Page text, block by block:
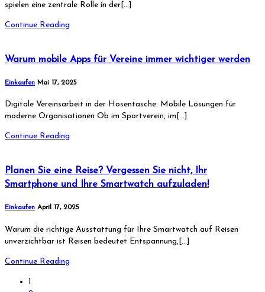
spielen eine zentrale Rolle in der[…]
Continue Reading
Warum mobile Apps für Vereine immer wichtiger werden
Einkaufen Mai 17, 2025
Digitale Vereinsarbeit in der Hosentasche: Mobile Lösungen für
moderne Organisationen Ob im Sportverein, im[…]
Continue Reading
Planen Sie eine Reise? Vergessen Sie nicht, Ihr
Smartphone und Ihre Smartwatch aufzuladen!
Einkaufen April 17, 2025
Warum die richtige Ausstattung für Ihre Smartwatch auf Reisen
unverzichtbar ist Reisen bedeutet Entspannung,[…]
Continue Reading
1